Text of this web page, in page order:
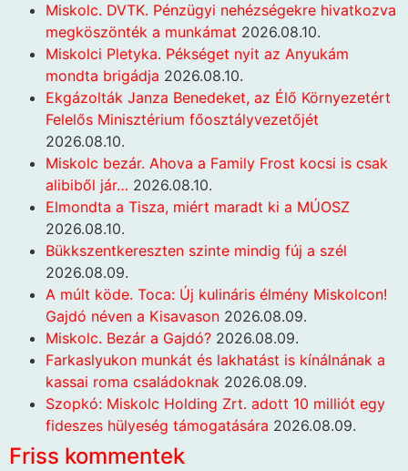
Miskolc. DVTK. Pénzügyi nehézségekre hivatkozva
megköszönték a munkámat 2026.08.10.
Miskolci Pletyka. Pékséget nyit az Anyukám
mondta brigádja 2026.08.10.
Ekgázolták Janza Benedeket, az Élő Környezetért
Felelős Minisztérium főosztályvezetőjét
2026.08.10.
Miskolc bezár. Ahova a Family Frost kocsi is csak
alibiből jár… 2026.08.10.
Elmondta a Tisza, miért maradt ki a MÚOSZ
2026.08.10.
Bükkszentkereszten szinte mindig fúj a szél
2026.08.09.
A múlt köde. Toca: Új kulináris élmény Miskolcon!
Gajdó néven a Kisavason 2026.08.09.
Miskolc. Bezár a Gajdó? 2026.08.09.
Farkaslyukon munkát és lakhatást is kínálnának a
kassai roma családoknak 2026.08.09.
Szopkó: Miskolc Holding Zrt. adott 10 milliót egy
fideszes hülyeség támogatására 2026.08.09.
Friss kommentek